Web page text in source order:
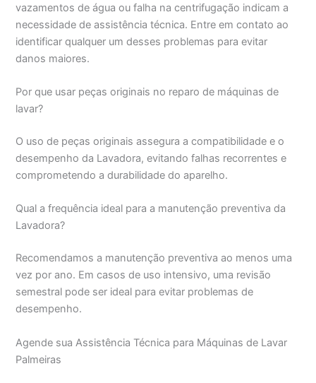
vazamentos de água ou falha na centrifugação indicam a
necessidade de assistência técnica. Entre em contato ao
identificar qualquer um desses problemas para evitar
danos maiores.
Por que usar peças originais no reparo de máquinas de
lavar?
O uso de peças originais assegura a compatibilidade e o
desempenho da Lavadora, evitando falhas recorrentes e
comprometendo a durabilidade do aparelho.
Qual a frequência ideal para a manutenção preventiva da
Lavadora?
Recomendamos a manutenção preventiva ao menos uma
vez por ano. Em casos de uso intensivo, uma revisão
semestral pode ser ideal para evitar problemas de
desempenho.
Agende sua Assistência Técnica para Máquinas de Lavar
Palmeiras